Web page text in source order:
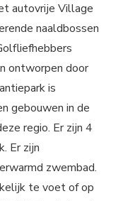
autovrije Village
naaldbossen
ontworpen door
is
gebouwen in de
regio. Er zijn 4
Er zijn
zwembad.
te voet of op